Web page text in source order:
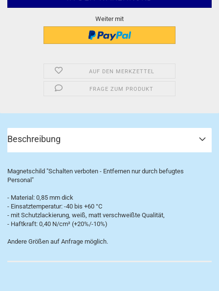
Weiter mit
AUF DEN MERKZETTEL
FRAGE ZUM PRODUKT
Beschreibung
Magnetschild "Schalten verboten - Entfernen nur durch befugtes
Personal"
- Material: 0,85 mm dick
- Einsatztemperatur: -40 bis +60 °C
- mit Schutzlackierung, weiß, matt verschweißte Qualität,
- Haftkraft: 0,40 N/cm² (+20%/-10%)
Andere Größen auf Anfrage möglich.